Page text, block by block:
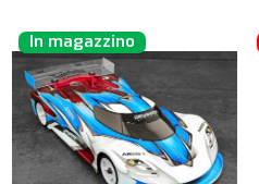
In magazzino